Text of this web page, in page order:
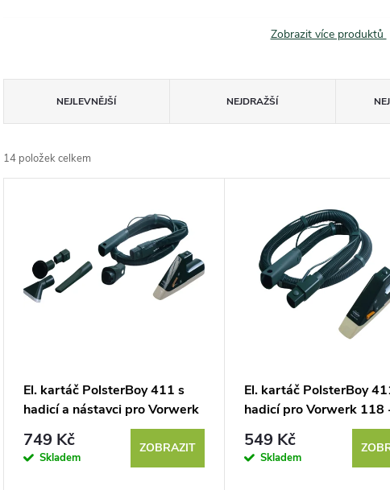
Zobrazit více produktů
a
z
NEJLEVNĚJŠÍ NEJDRAŽŠÍ
14 položek celkem
El. kartáč PolsterBoy 411 s
hadicí a nástavci pro Vorwerk
749 Kč
Skladem
ZOBRAZIT
El. kartáč PolsterBoy
hadicí pro Vorwerk 118
549 Kč
Skladem